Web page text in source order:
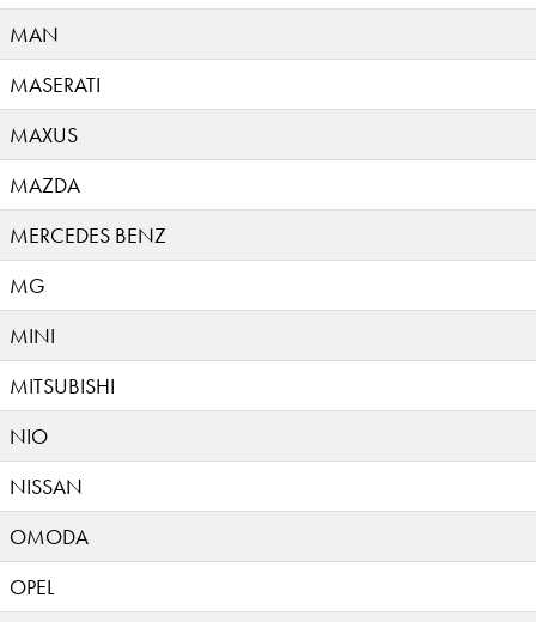
MAN
MASERATI
MAXUS
MAZDA
MERCEDES BENZ
MG
MINI
MITSUBISHI
NIO
NISSAN
OMODA
OPEL